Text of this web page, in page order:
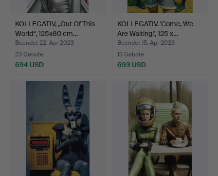
KOLLEGATIV, „Out Of This
World“, 125x80 cm…
Beendet 22. Apr 2023
23 Gebote
694 USD
KOLLEGATIV. 'Come, We
Are Waiting!', 125 x…
Beendet 15. Apr 2023
13 Gebote
693 USD